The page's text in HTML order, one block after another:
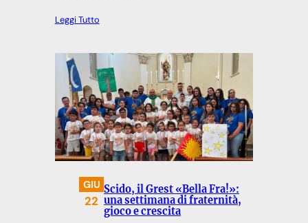
Leggi Tutto
GIU
22
Scido, il Grest «Bella Fra!»:
una settimana di fraternità,
gioco e crescita